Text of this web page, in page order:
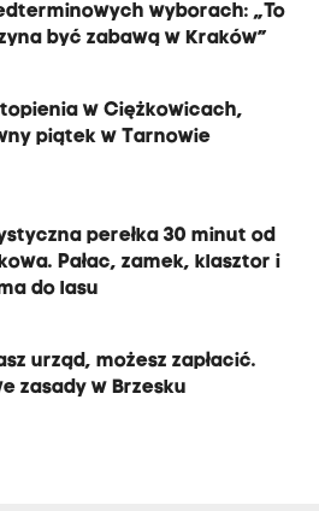
wyborach: „To
być zabawą w Kraków”
w Ciężkowicach,
piątek w Tarnowie
perełka 30 minut od
Pałac, zamek, klasztor i
do lasu
urząd, możesz zapłacić.
zasady w Brzesku